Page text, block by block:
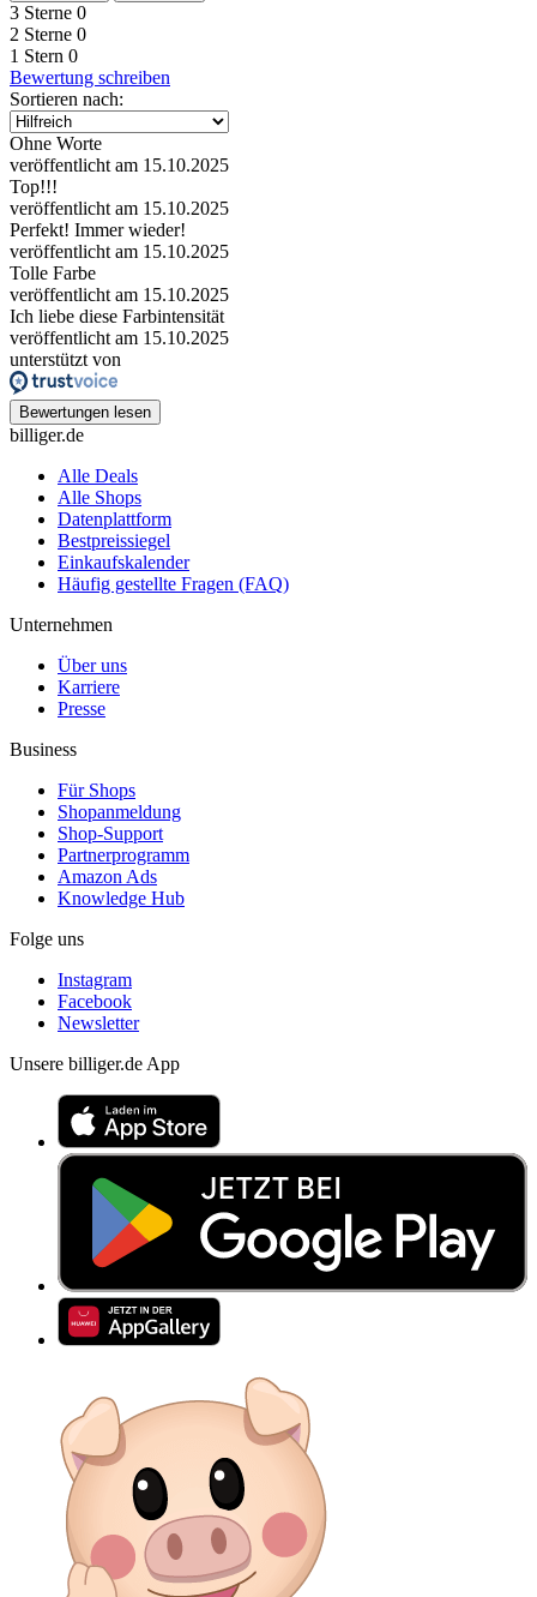
3 Sterne 0
2 Sterne 0
1 Stern 0
Bewertung schreiben
Sortieren nach:
Ohne Worte
veröffentlicht am 15.10.2025
Top!!!
veröffentlicht am 15.10.2025
Perfekt! Immer wieder!
veröffentlicht am 15.10.2025
Tolle Farbe
veröffentlicht am 15.10.2025
Ich liebe diese Farbintensität
veröffentlicht am 15.10.2025
unterstützt von
Bewertungen lesen
billiger.de
Alle Deals
Alle Shops
Datenplattform
Bestpreissiegel
Einkaufskalender
Häufig gestellte Fragen (FAQ)
Unternehmen
Über uns
Karriere
Presse
Business
Für Shops
Shopanmeldung
Shop-Support
Partnerprogramm
Amazon Ads
Knowledge Hub
Folge uns
Instagram
Facebook
Newsletter
Unsere billiger.de App